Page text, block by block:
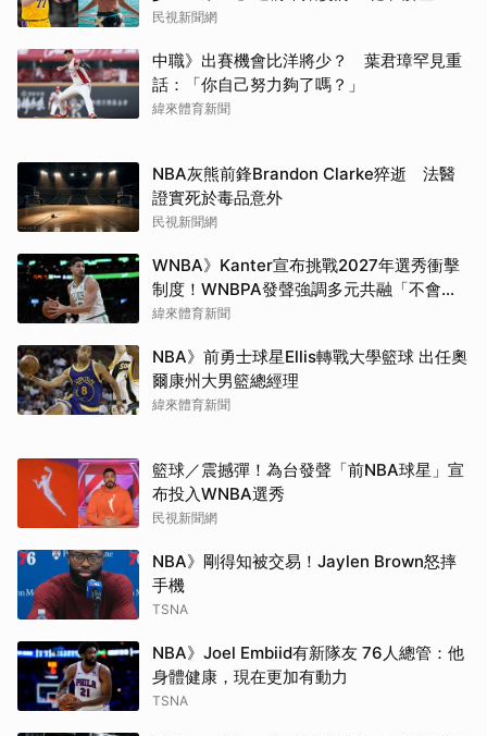
民視新聞網
中職》出賽機會比洋將少？ 葉君璋罕見重
話：「你自己努力夠了嗎？」
緯來體育新聞
NBA灰熊前鋒Brandon Clarke猝逝 法醫
證實死於毒品意外
民視新聞網
WNBA》Kanter宣布挑戰2027年選秀衝擊
制度！WNBPA發聲強調多元共融「不會成
為政治棋子」
緯來體育新聞
NBA》前勇士球星Ellis轉戰大學籃球 出任奧
爾康州大男籃總經理
緯來體育新聞
籃球／震撼彈！為台發聲「前NBA球星」宣
布投入WNBA選秀
民視新聞網
NBA》剛得知被交易！Jaylen Brown怒摔
手機
TSNA
NBA》Joel Embiid有新隊友 76人總管：他
身體健康，現在更加有動力
TSNA